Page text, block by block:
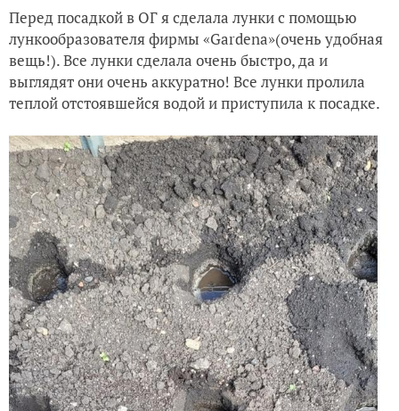
Перед посадкой в ОГ я сделала лунки с помощью
лункообразователя фирмы «Gardena»(очень удобная
вещь!). Все лунки сделала очень быстро, да и
выглядят они очень аккуратно! Все лунки пролила
теплой отстоявшейся водой и приступила к посадке.